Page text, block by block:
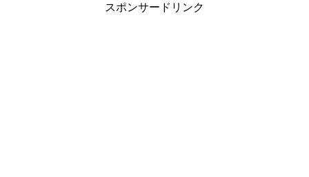
スポンサードリンク